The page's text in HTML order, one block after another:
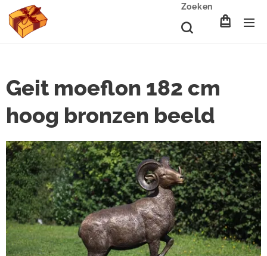
Zoeken
Geit moeflon 182 cm
hoog bronzen beeld